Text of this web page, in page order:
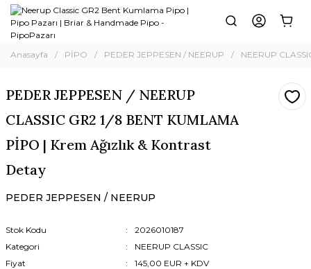
Anasayfa PİPO PEDER JEPPESEN / NEERUP NEERUP
PEDER JEPPESEN / NEERUP
CLASSIC GR2 1/8 BENT KUMLAMA
PİPO | Krem Ağızlık & Kontrast
Detay
PEDER JEPPESEN / NEERUP
Stok Kodu
2026010187
Kategori
NEERUP CLASSIC
Fiyat
145,00 EUR + KDV